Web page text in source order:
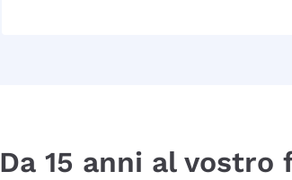
Da 15 anni al vostro